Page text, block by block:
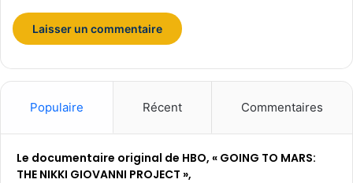
Populaire Récent Commentaires
Le documentaire original de HBO, « GOING TO MARS:
THE NIKKI GIOVANNI PROJECT »,